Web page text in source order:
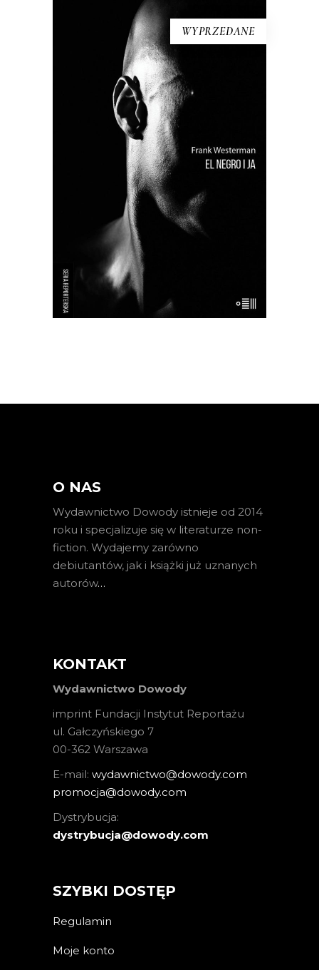
WYPRZEDANE
EL NEGRO I JA
Próba odtworzenia życia tzw.
buszmena z Banyoles – wypchanego
człowieka, który był eksponatem
muzealnym aż do lat 90. XX wieku.
Holenderki reporter przywraca
buszmenowi z Banyoles ludzką
godność i stawia pytania o istotę
rasizmu.
O NAS
Wydawnictwo Dowody istnieje od 2014
roku i specjalizuje się w literaturze non-
fiction. Wydajemy zarówno
debiutantów, jak i książki już uznanych
autorów…
KONTAKT
Wydawnictwo Dowody
imprint Fundacji Instytut Reportażu
ul. Gałczyńskiego 7
00-362 Warszawa
E-mail: wydawnictwo@dowody.com
promocja@dowody.com
Dystrybucja:
dystrybucja@dowody.com
SZYBKI DOSTĘP
Regulamin
Moje konto